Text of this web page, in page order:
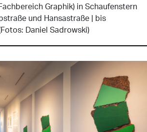
Graphik) in Schaufenstern
und Hansastraße | bis
Daniel Sadrowski)